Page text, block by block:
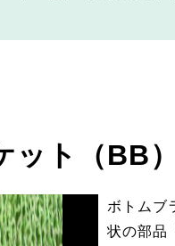
ット（BB
ボトムブ
状の部品